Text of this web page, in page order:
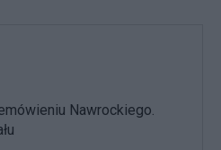
Nawrockiego.